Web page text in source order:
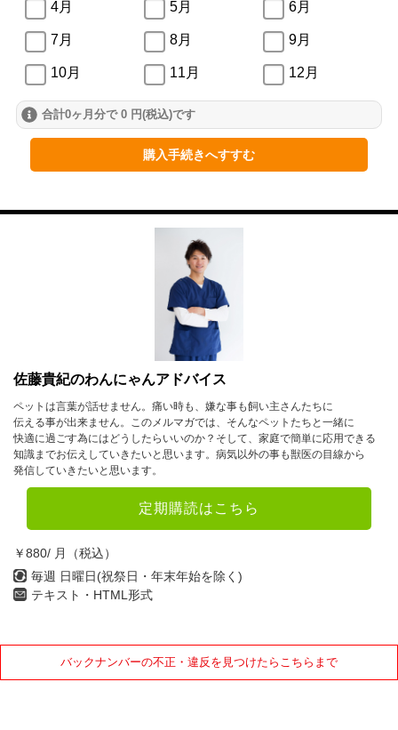
佐藤貴紀のわんにゃんアドバイス
ペットは言葉が話せません。痛い時も、嫌な事も飼い主さんたちに
伝える事が出来ません。このメルマガでは、そんなペットたちと一緒に
快適に過ごす為にはどうしたらいいのか？そして、家庭で簡単に応用できる
知識までお伝えしていきたいと思います。病気以外の事も獣医の目線から
発信していきたいと思います。
定期購読はこちら
￥880/ 月（税込）
毎週 日曜日(祝祭日・年末年始を除く)
テキスト・HTML形式
バックナンバーの不正・違反を見つけたらこちらまで
4月 5月 6月
7月 8月 9月
10月 11月 12月
2021年
2月
7月 8月 9月
11月
2月
5月
10月 11月 12月
2019年
2月
7月 8月
2018年
合計0ヶ月分で 0 円(税込)です
購入手続きへすすむ